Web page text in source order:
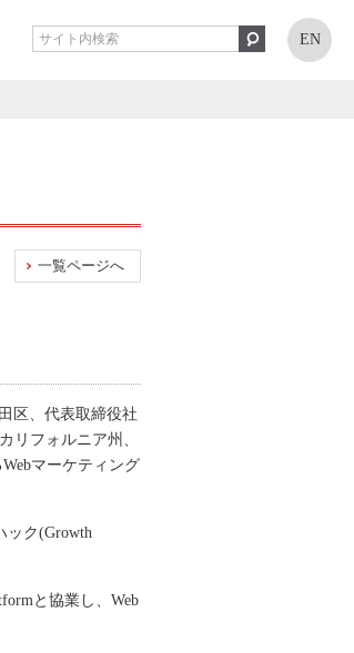
EN
一覧ページへ
区、代表取締役社
リフォルニア州、
マーケティング
ック(Growth
と協業し、Web